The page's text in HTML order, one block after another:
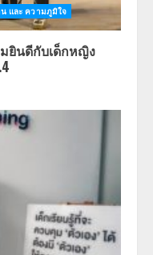
และ ความภูมิใจ
ยินดีกับเด็กหญิง